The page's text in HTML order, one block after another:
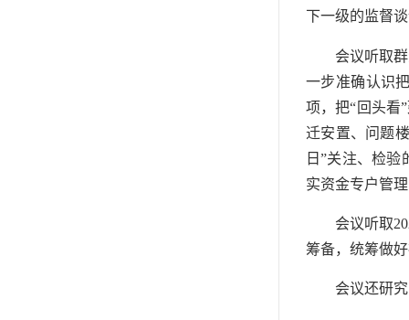
下一级的监督
会议听取
一步准确认识
项，把“回头看
迁安置、问题
日”关注、检
实资金专户管
会议听取
筹备，统筹做
会议还研